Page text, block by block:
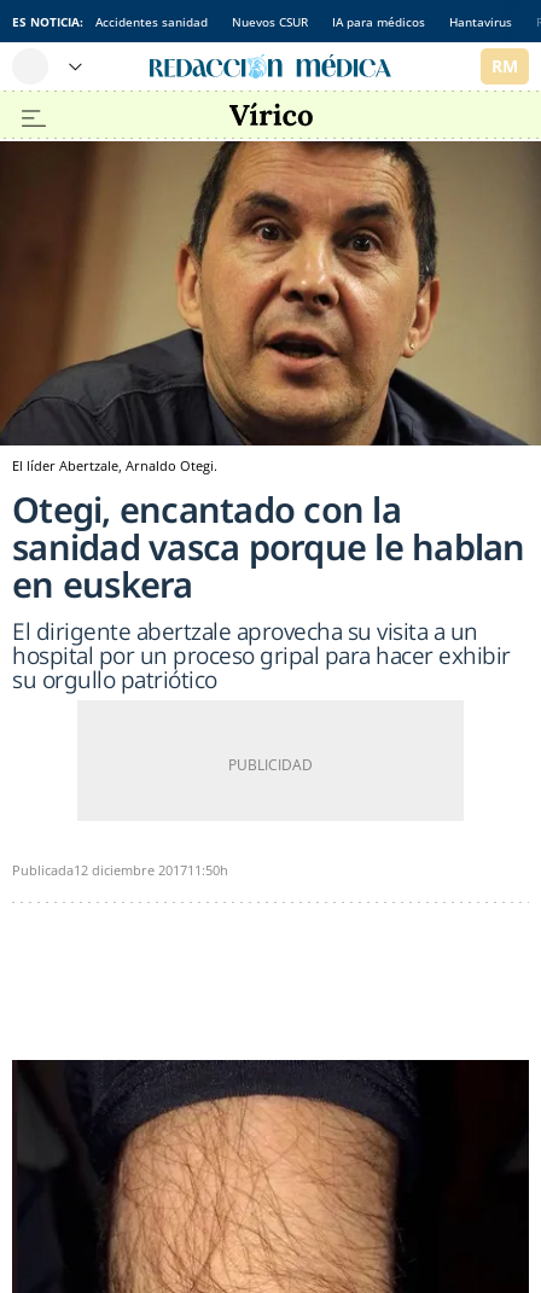
ES NOTICIA: Accidentes sanidad Nuevos CSUR IA para médicos Hantavirus
El líder Abertzale, Arnaldo Otegi.
Otegi, encantado con la
sanidad vasca porque le hablan
en euskera
El dirigente abertzale aprovecha su visita a un
hospital por un proceso gripal para hacer exhibir
su orgullo patriótico
Publicada12 diciembre 201711:50h